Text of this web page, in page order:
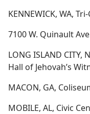
KENNEWICK, WA,
7100 W. Quinault
LONG ISLAND
Hall of Jehovah’s
MACON, GA,
MOBILE, AL, Civic